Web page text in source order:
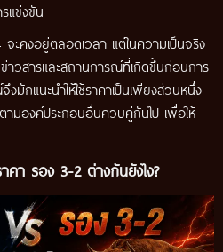
แข่งขัน
ะคงอยู่ตลอดเวลา แต่ในความเป็นจริง
าวสารและสถานการณ์ที่เกิดขึ้นก่อนการ
กแนะนำให้ใช้ราคาเป็นเพียงส่วนหนึ่ง
มองค์ประกอบอื่นควบคู่กันไป เพื่อให้
คา รอง 3-2 ต่างกันยังไง?